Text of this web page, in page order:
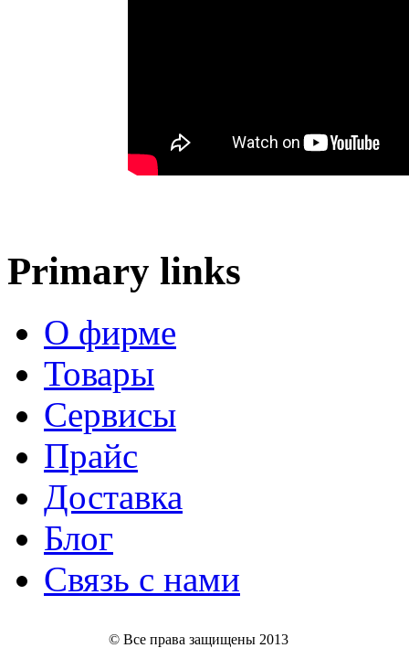
Primary links
О фирме
Товары
Сервисы
Прайс
Доставка
Блог
Связь с нами
© Все права защищены 2013